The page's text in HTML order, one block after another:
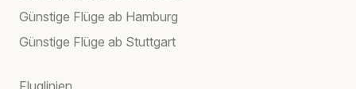
Günstige Flüge ab Hamburg
Günstige Flüge ab Stuttgart
Fluglinien